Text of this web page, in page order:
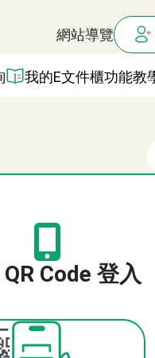
網站導覽
我的E文件櫃功能教
Code 登入